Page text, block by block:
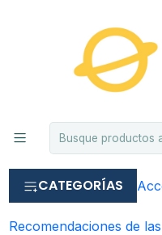
CATEGORÍAS
Recomendaciones de